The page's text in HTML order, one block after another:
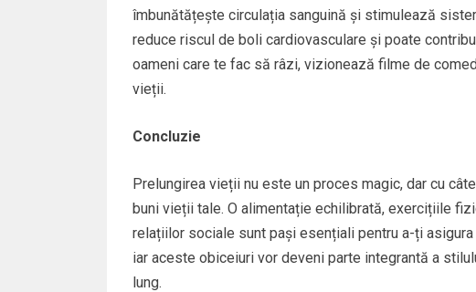
îmbunătățește circulația sanguină și stimulează
reduce riscul de boli cardiovasculare și poate
oameni care te fac să râzi, vizionează filme de
vieții.
Concluzie
Prelungirea vieții nu este un proces magic, dar cu
buni vieții tale. O alimentație echilibrată, exercițiile
relațiilor sociale sunt pași esențiali pentru a-ți
iar aceste obiceiuri vor deveni parte integrantă a
lung.